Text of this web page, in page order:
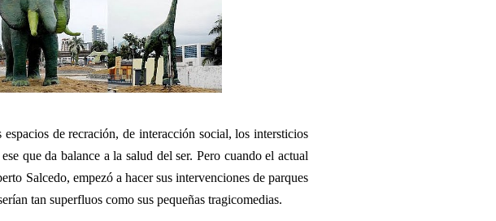
de recración, de interacción social, los intersticios
que da balance a la salud del ser. Pero cuando el actual
Salcedo, empezó a hacer sus intervenciones de parques
tan superfluos como sus pequeñas tragicomedias.